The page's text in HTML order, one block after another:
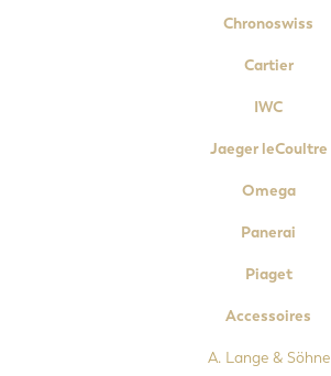
Chronoswiss
Cartier
IWC
Jaeger leCoultre
Omega
Panerai
Piaget
Accessoires
A. Lange & Söhne